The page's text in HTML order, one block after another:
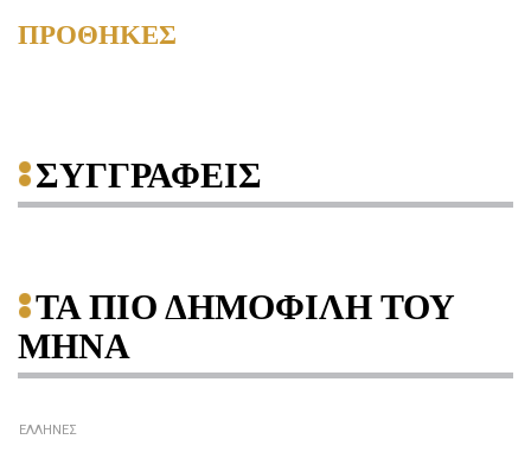
ΠΡΟΘΗΚΕΣ
ΣΥΓΓΡΑΦΕΙΣ
ΤΑ ΠΙΟ ΔΗΜΟΦΙΛΗ ΤΟΥ
ΜΗΝΑ
ΕΛΛΗΝΕΣ